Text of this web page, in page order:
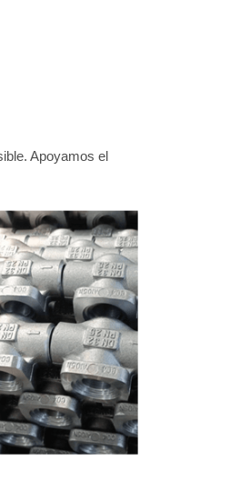
Apoyamos el